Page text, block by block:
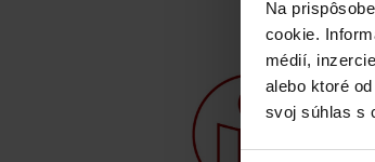
Na
cookie.
médií,
alebo ktoré
svoj súhlas s